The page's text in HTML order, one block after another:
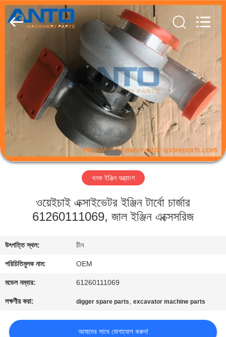
পণ্য
আমাদের
সম্পর্কে
কারখানা
ব্লগ
সাইট
ম্যাপ
Guangzhou
Machinery
Parts
Co.,Ltd..
Reserved.
খনক ইঞ্জিন যন্ত্রাংশ
ওয়েইচাই এক্সাইভেটর ইঞ্জিন টার্বো চার্জার
61260111069, জাল ইঞ্জিন এক্সেসরিজ
উৎপত্তি স্থল: চীন
পরিচিতিমুলক নাম: OEM
মডেল নম্বার: 61260111069
লক্ষণীয় করা: digger spare parts,excavator machine parts
আমাদের সাথে যোগাযোগ করুন!